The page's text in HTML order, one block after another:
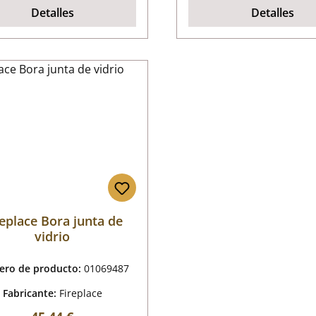
Detalles Detalles
Bora junta de
vidrio
de producto: 01069487
Fabricante: Fireplace